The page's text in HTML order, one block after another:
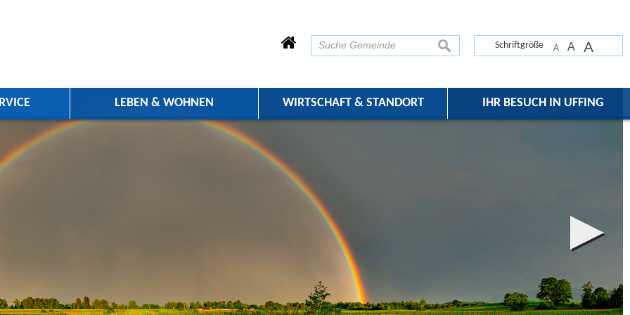
Schriftgröße A A A
suchen
LEBEN & WOHNEN WIRTSCHAFT & STANDORT IHR BESUCH IN UFFING